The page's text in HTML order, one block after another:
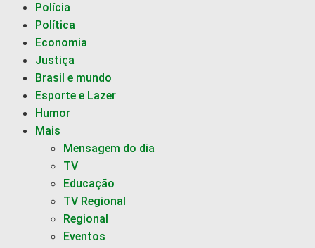
Polícia
Política
Economia
Justiça
Brasil e mundo
Esporte e Lazer
Humor
Mais
Mensagem do dia
TV
Educação
TV Regional
Regional
Eventos